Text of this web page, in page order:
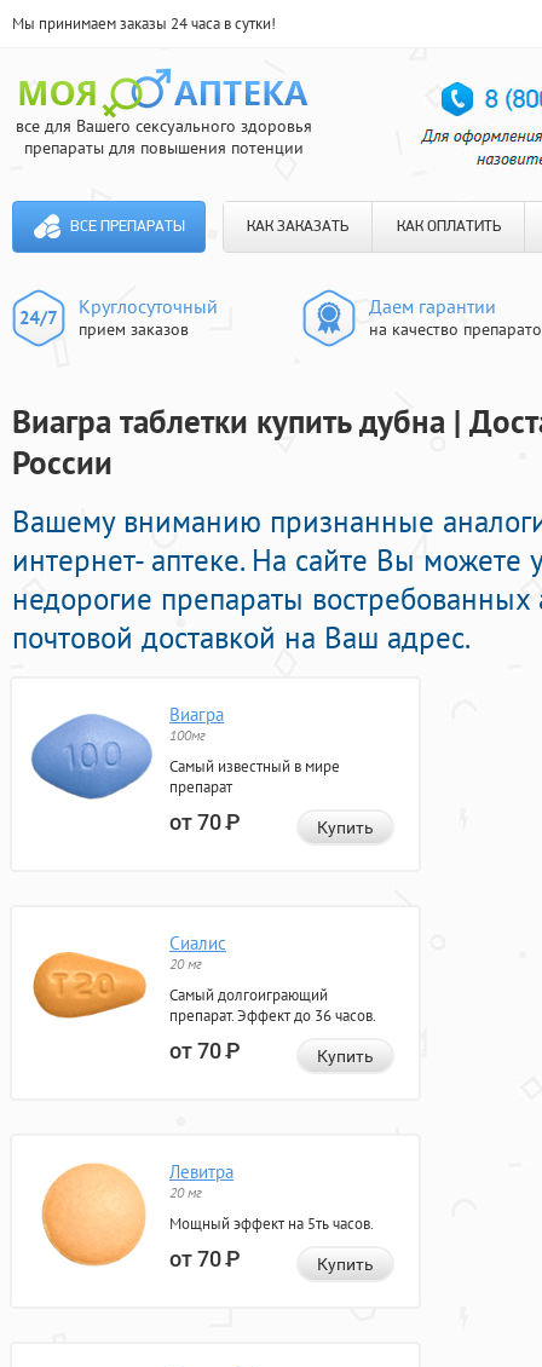
Мы принимаем заказы 24 часа в сутки!
все для Вашего сексуального здоровья
препараты для повышения потенции
ВСЕ ПРЕПАРАТЫ КАК ЗАКАЗАТЬ КАК ОПЛАТИТЬ
Круглосуточный
прием заказов
Даем гарантии
на качество
Виагра таблетки купить дубна |
России
Вашему вниманию признанные
интернет- аптеке. На сайте Вы можете
недорогие препараты
почтовой доставкой на Ваш адрес.
Виагра
100мг
Самый известный в мире
препарат
от 70Р Купить
Сиалис
20 мг
Самый долгоиграющий
препарат. Эффект до 36 часов.
от 70Р Купить
Левитра
20 мг
Мощный эффект на 5ть часов.
от 70Р Купить